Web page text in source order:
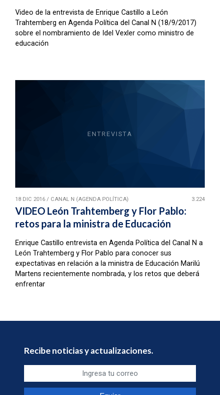
Video de la entrevista de Enrique Castillo a León
Trahtemberg en Agenda Política del Canal N (18/9/2017)
sobre el nombramiento de Idel Vexler como ministro de
educación
ENTREVISTA
18 DIC 2016/ CANAL N (AGENDA POLÍTICA) 3.224
VIDEO León Trahtemberg y Flor Pablo:
retos para la ministra de Educación
Enrique Castillo entrevista en Agenda Política del Canal N a
León Trahtemberg y Flor Pablo para conocer sus
expectativas en relación a la ministra de Educación Marilú
Martens recientemente nombrada, y los retos que deberá
enfrentar
Recibe noticias y actualizaciones.